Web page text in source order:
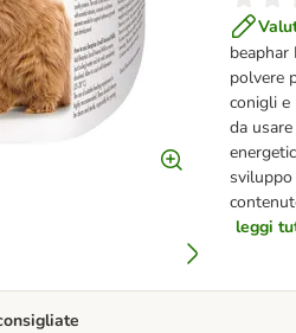
beaphar
polvere
conigli e
da
leggi